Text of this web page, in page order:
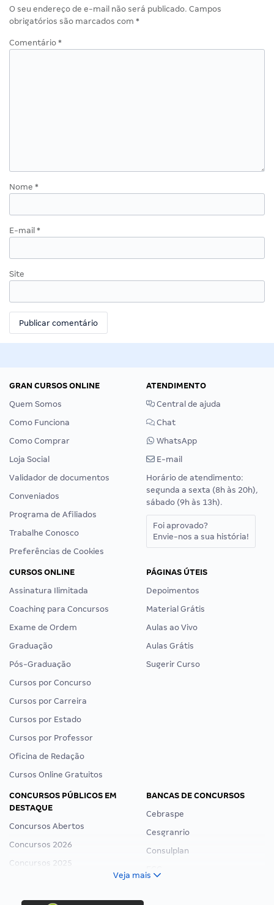
O seu endereço de e-mail não será publicado. Campos
obrigatórios são marcados com *
Comentário *
Nome *
E-mail *
Site
GRAN CURSOS ONLINE
Quem Somos
Como Funciona
Como Comprar
Loja Social
Validador de documentos
Conveniados
Programa de Afiliados
Trabalhe Conosco
Preferências de Cookies
ATENDIMENTO
Central de ajuda
Chat
WhatsApp
E-mail
Horário de atendimento:
segunda a sexta (8h às 20h),
sábado (9h às 13h).
Foi aprovado?
Envie-nos a sua história!
CURSOS ONLINE
Assinatura Ilimitada
Coaching para Concursos
Exame de Ordem
Graduação
Pós-Graduação
Cursos por Concurso
Cursos por Carreira
Cursos por Estado
Cursos por Professor
Oficina de Redação
Cursos Online Gratuitos
PÁGINAS ÚTEIS
Depoimentos
Material Grátis
Aulas ao Vivo
Aulas Grátis
Sugerir Curso
CONCURSOS PÚBLICOS EM
DESTAQUE
Concursos Abertos
Concursos 2026
Concursos 2025
Concurso Ibama
BANCAS DE CONCURSOS
Cebraspe
Cesgranrio
Consulplan
Veja mais